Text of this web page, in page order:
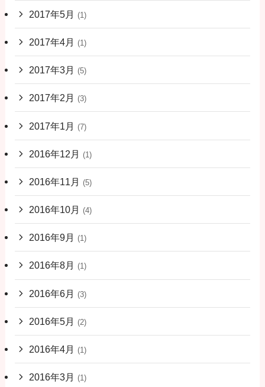
2017年5月 (1)
2017年4月 (1)
2017年3月 (5)
2017年2月 (3)
2017年1月 (7)
2016年12月 (1)
2016年11月 (5)
2016年10月 (4)
2016年9月 (1)
2016年8月 (1)
2016年6月 (3)
2016年5月 (2)
2016年4月 (1)
2016年3月 (1)